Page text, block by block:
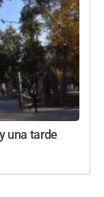
una tarde